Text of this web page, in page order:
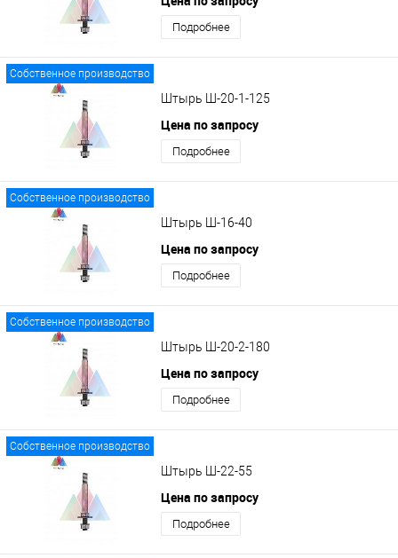
Подробнее
Собственное производство
Штырь Ш-20-1-125
Цена по запросу
Подробнее
Собственное производство
Штырь Ш-16-40
Цена по запросу
Подробнее
Собственное производство
Штырь Ш-20-2-180
Цена по запросу
Подробнее
Собственное производство
Штырь Ш-22-55
Цена по запросу
Подробнее